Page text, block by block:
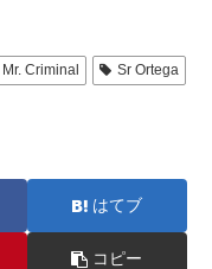
Mr. Criminal
Sr Ortega
はてブ
コピー